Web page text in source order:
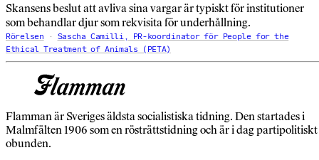
Skansens beslut att avliva sina vargar är typiskt för institutioner
som behandlar djur som rekvisita för underhållning.
Rörelsen
Sascha Camilli, PR-koordinator för People for the
Ethical Treatment of Animals (PETA)
Flamman är Sveriges äldsta socialistiska tidning. Den startades i
Malmfälten 1906 som en rösträttstidning och är i dag partipolitiskt
obunden.